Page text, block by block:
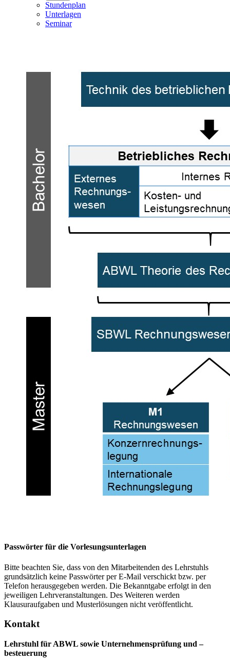
Stundenplan
Unterlagen
Seminar
Passwörter für die Vorlesungsunterlagen
Bitte beachten Sie, dass von den Mitarbeitenden des Lehrstuhls
grundsätzlich keine Passwörter per E-Mail verschickt bzw. per
Telefon herausgegeben werden. Die Bekanntgabe erfolgt in den
jeweiligen Lehrveranstaltungen. Des Weiteren werden
Klausuraufgaben und Musterlösungen nicht veröffentlicht.
Kontakt
Lehrstuhl für ABWL sowie Unternehmensprüfung und –
besteuerung